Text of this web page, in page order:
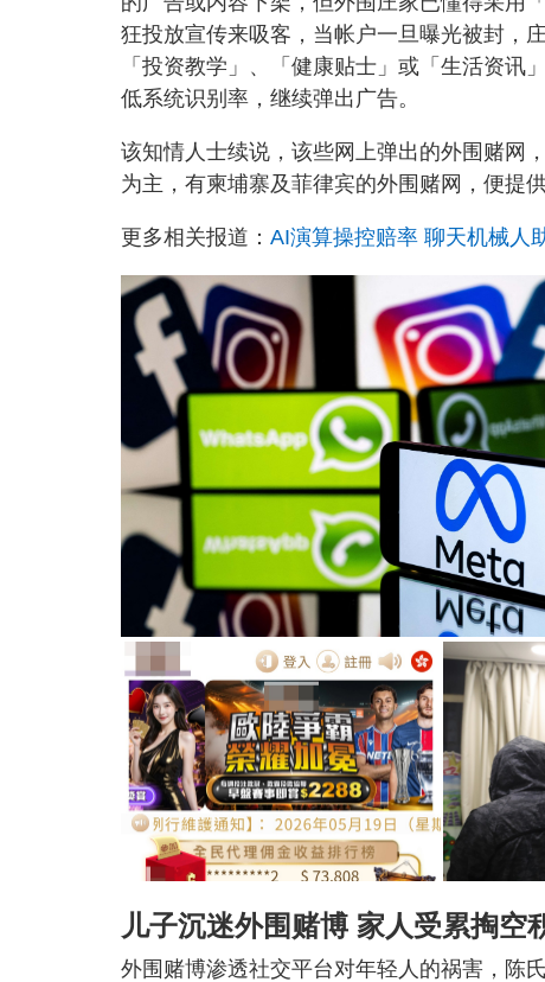
狂投放宣传来吸客，当帐户一旦曝光被封，
「投资教学」、「健康贴士」或「生活资
低系统识别率，继续弹出广告。
该知情人士续说，该些网上弹出的外围赌网
为主，有柬埔寨及菲律宾的外围赌网，便提
更多相关报道： AI演算操控赔率 聊天机械人
儿子沉迷外围赌博 家人受累掏空
外围赌博渗透社交平台对年轻人的祸害，陈